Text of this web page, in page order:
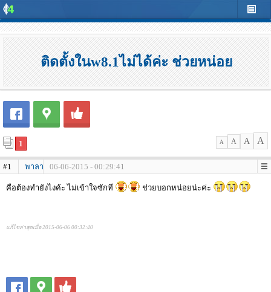
ติดตั้งในw8.1ไม่ได้ค่ะ ช่วยหน่อย
1 A A A A
#1 พาลา 06-06-2015 - 00:29:41
คือต้องทำยังไงค้ะ ไม่เข้าใจซักที ช่วยบอกหน่อยน่ะค่ะ
แก้ไขล่าสุดเมื่อ 2015-06-06 00:32:40